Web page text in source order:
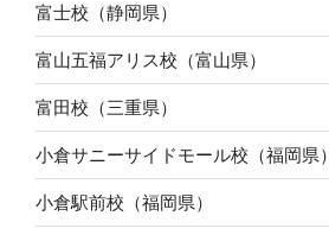
富士校（静岡県）
富山五福アリス校（富山県）
富田校（三重県）
小倉サニーサイドモール校（福岡県）
小倉駅前校（福岡県）